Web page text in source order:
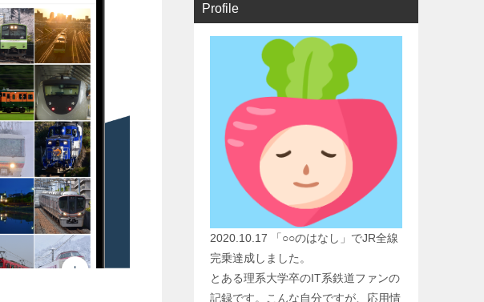
Profile
2020.10.17 「○○のはなし」でJR全線
完乗達成しました。
とある理系大学卒のIT系鉄道ファンの
記録です。こんな自分ですが、応用情